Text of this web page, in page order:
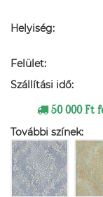
Helyiség:
Felület:
Szállítási idő:
50 000 Ft
További színek: